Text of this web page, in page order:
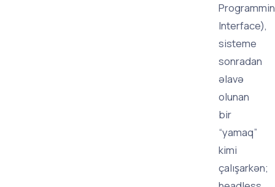
Interface),
sisteme
sonradan
əlavə
olunan
bir
“yamaq”
kimi
çalışarkən;